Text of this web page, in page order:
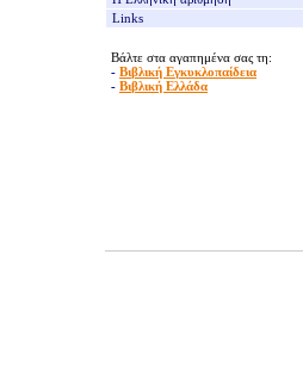
Links
Βάλτε στα αγαπημένα σας τη:
- Βιβλική Εγκυκλοπαίδεια
- Βιβλική Ελλάδα